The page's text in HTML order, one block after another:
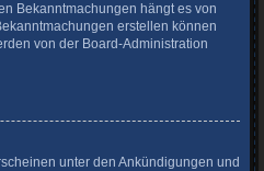
Bekanntmachungen hängt es von
erstellen können
von der Board-Administration
unter den Ankündigungen und